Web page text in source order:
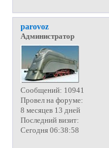
parovoz
Администратор
Сообщений: 10941
Провел на форуме:
8 месяцев 13 дней
Последний визит:
Сегодня 06:38:58